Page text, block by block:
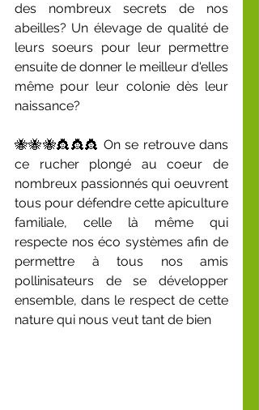
des nombreux secrets de nos
abeilles? Un élevage de qualité de
leurs soeurs pour leur permettre
ensuite de donner le meilleur d'elles
même pour leur colonie dès leur
naissance?
🐝🐝🐝👸👸👸 On se retrouve dans
ce rucher plongé au coeur de
nombreux passionnés qui oeuvrent
tous pour défendre cette apiculture
familiale, celle là même qui
respecte nos éco systèmes afin de
permettre à tous nos amis
pollinisateurs de se développer
ensemble, dans le respect de cette
nature qui nous veut tant de bien